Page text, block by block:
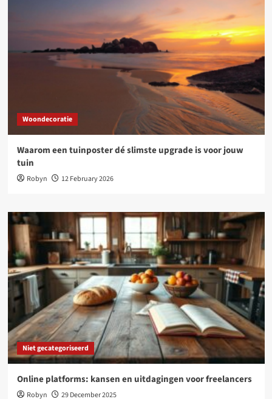
Woondecoratie
Waarom een tuinposter dé slimste upgrade is voor jouw
tuin
Robyn 12 February 2026
Niet gecategoriseerd
Online platforms: kansen en uitdagingen voor freelancers
Robyn 29 December 2025